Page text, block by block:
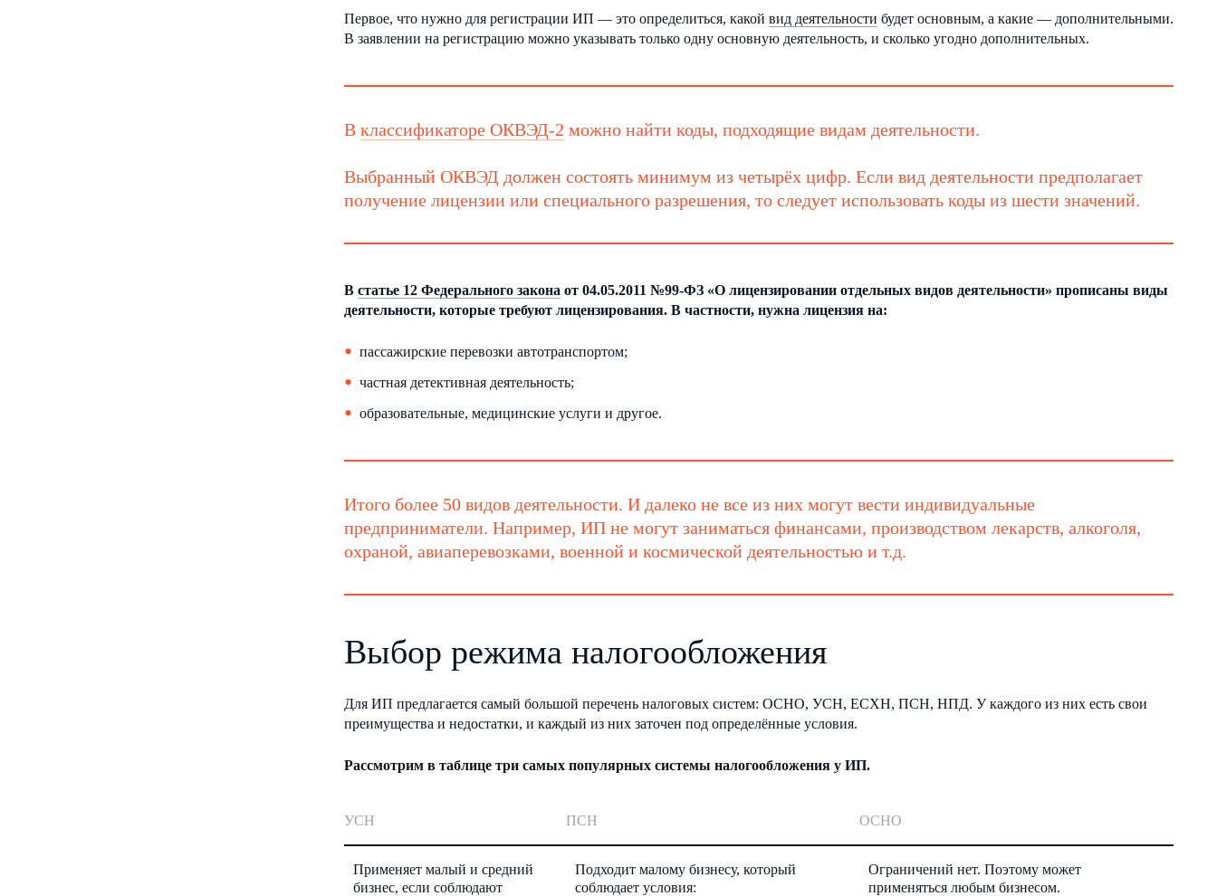
Первое, что нужно для регистрации ИП — это определиться, какой вид деятельности будет основным, а какие — дополнительными.
В заявлении на регистрацию можно указывать только одну основную деятельность, и сколько угодно дополнительных.
В классификаторе ОКВЭД-2 можно найти коды, подходящие видам деятельности.
Выбранный ОКВЭД должен состоять минимум из четырёх цифр. Если вид деятельности предполагает
получение лицензии или специального разрешения, то следует использовать коды из шести значений.
В статье 12 Федерального закона от 04.05.2011 №99-ФЗ «О лицензировании отдельных видов деятельности» прописаны виды
деятельности, которые требуют лицензирования. В частности, нужна лицензия на:
пассажирские перевозки автотранспортом;
частная детективная деятельность;
образовательные, медицинские услуги и другое.
Итого более 50 видов деятельности. И далеко не все из них могут вести индивидуальные
предприниматели. Например, ИП не могут заниматься финансами, производством лекарств, алкоголя,
охраной, авиаперевозками, военной и космической деятельностью и т.д.
Выбор режима налогообложения
Для ИП предлагается самый большой перечень налоговых систем: ОСНО, УСН, ЕСХН, ПСН, НПД. У каждого из них есть свои
преимущества и недостатки, и каждый из них заточен под определённые условия.
Рассмотрим в таблице три самых популярных системы налогообложения у ИП.
УСН ПСН ОСНО
Применяет малый и средний
бизнес, если соблюдают
Подходит малому бизнесу, который
соблюдает условия:
Ограничений нет. Поэтому может
применяться любым бизнесом.